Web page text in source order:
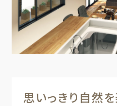
思いっきり自然